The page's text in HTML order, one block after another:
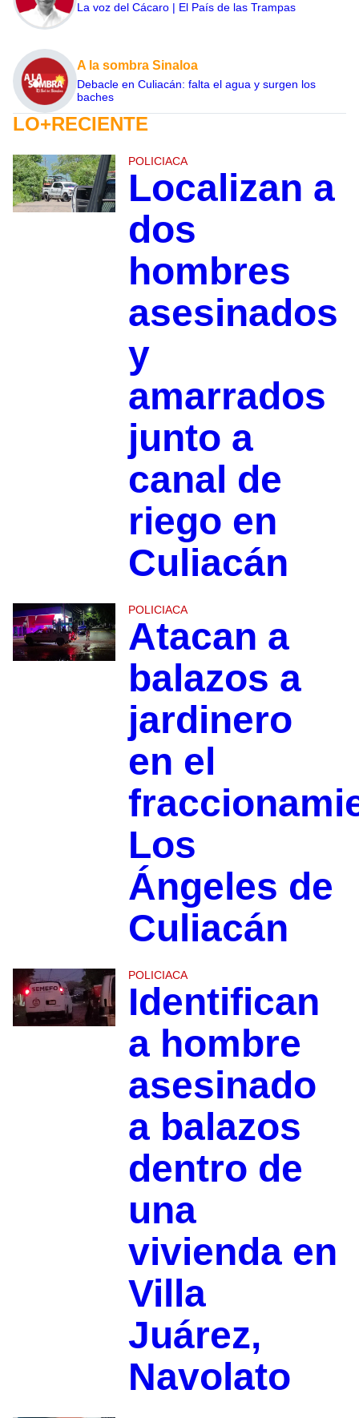
La voz del Cácaro | El País de las Trampas
A la sombra Sinaloa
Debacle en Culiacán: falta el agua y surgen los
baches
LO+RECIENTE
POLICIACA
Localizan a
dos
hombres
asesinados
y
amarrados
junto a
canal de
riego en
Culiacán
POLICIACA
Atacan a
balazos a
jardinero
en el
Los
Ángeles de
Culiacán
POLICIACA
Identifican
a hombre
asesinado
a balazos
dentro de
una
vivienda en
Villa
Juárez,
Navolato